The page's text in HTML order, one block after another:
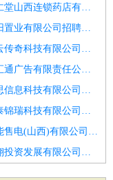
北京同仁堂山西连锁药店有限责任公司小店南中环中医诊所招聘护士
陕西和阳置业有限公司招聘口腔护士长
山西星云传奇科技有限公司招聘实习护士
陕西鑫汇通广告有限责任公司招聘护士
山西九思信息科技有限公司招聘口腔护士
山西启泰锦瑞科技有限公司招聘护士
中投国能售电(山西)有限公司招聘身高管理师护士
陕西鹏翔投资发展有限公司招聘惠民苑门诊部招聘护士